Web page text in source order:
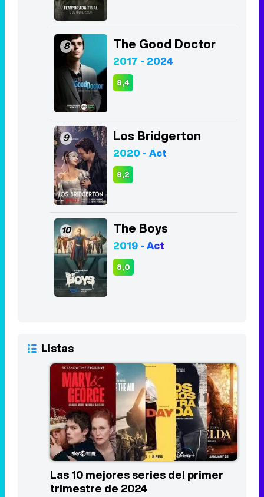
8 The Good Doctor
2017 - 2024
8,4
9 Los Bridgerton
2020 - Act
8,2
10 The Boys
2019 - Act
8,0
Listas
Las 10 mejores series del primer
trimestre de 2024